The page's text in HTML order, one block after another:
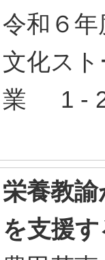
令和６
文化ス
業 1 -
栄養教
を支援